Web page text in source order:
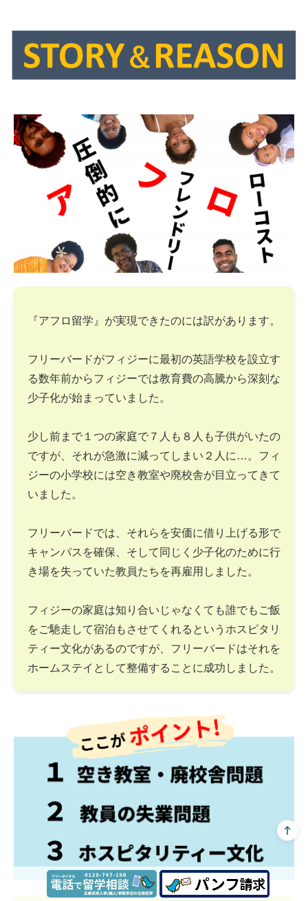
『アフロ留学』が実現できたのには訳があります。
フリーバードがフィジーに最初の英語学校を設立す
る数年前からフィジーでは教育費の高騰から深刻な
少子化が始まっていました。
少し前まで１つの家庭で７人も８人も子供がいたの
ですが、それが急激に減ってしまい２人に…。フィ
ジーの小学校には空き教室や廃校舎が目立ってきて
いました。
フリーバードでは、それらを安価に借り上げる形で
キャンパスを確保、そして同じく少子化のために行
き場を失っていた教員たちを再雇用しました。
フィジーの家庭は知り合いじゃなくても誰でもご飯
をご馳走して宿泊もさせてくれるというホスピタリ
ティー文化があるのですが、フリーバードはそれを
ホームステイとして整備することに成功しました。